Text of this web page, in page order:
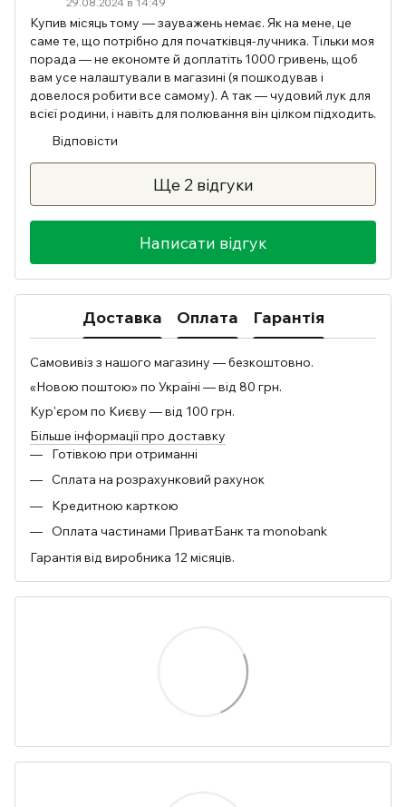
Купив місяць тому — зауважень немає. Як на мене, це
саме те, що потрібно для початківця-лучника. Тільки моя
порада — не економте й доплатіть 1000 гривень, щоб
вам усе налаштували в магазині (я пошкодував і
довелося робити все самому). А так — чудовий лук для
всієї родини, і навіть для полювання він цілком підходить.
Відповісти
Ще 2 відгуки
Написати відгук
Доставка Оплата Гарантія
Самовивіз з нашого магазину — безкоштовно.
«Новою поштою» по Україні — від 80 грн.
Кур'єром по Києву — від 100 грн.
Більше інформації про доставку
Готівкою при отриманні
Сплата на розрахунковий рахунок
Кредитною карткою
Оплата частинами ПриватБанк та monobank
Гарантія від виробника 12 місяців.